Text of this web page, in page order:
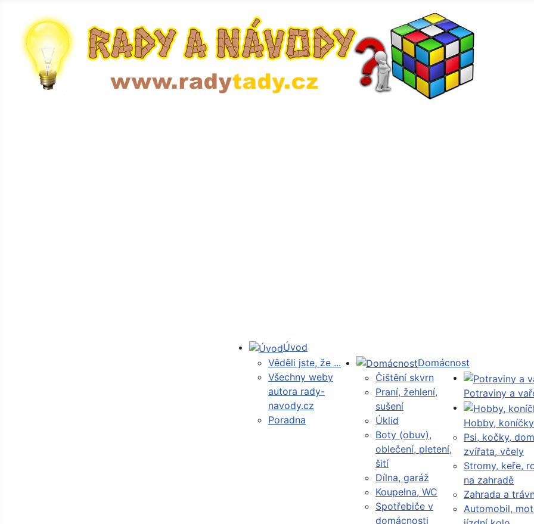
Úvod
Věděli jste, že ...
Všechny weby
autora rady-
navody.cz
Poradna
Domácnost
Čištění skvrn
Praní, žehlení,
sušení
Úklid
Boty (obuv),
oblečení, pletení,
šití
Dílna, garáž
Koupelna, WC
Spotřebiče v
domácnosti
Potraviny a
Hobby, koníčky
Psi, kočky,
zvířata, včely
Stromy, keře,
na zahradě
Zahrada a
Automobil,